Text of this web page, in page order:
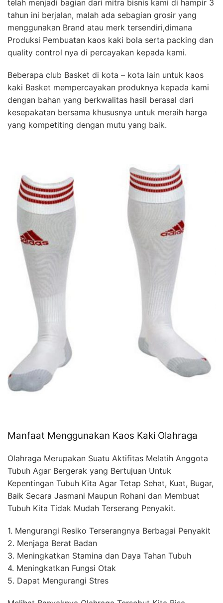
telah menjadi bagian dari mitra bisnis kami di hampir 3
tahun ini berjalan, malah ada sebagian grosir yang
menggunakan Brand atau merk tersendiri,dimana
Produksi Pembuatan kaos kaki bola serta packing dan
quality control nya di percayakan kepada kami.
Beberapa club Basket di kota – kota lain untuk kaos
kaki Basket mempercayakan produknya kepada kami
dengan bahan yang berkwalitas hasil berasal dari
kesepakatan bersama khususnya untuk meraih harga
yang kompetiting dengan mutu yang baik.
Manfaat Menggunakan Kaos Kaki Olahraga
Olahraga Merupakan Suatu Aktifitas Melatih Anggota
Tubuh Agar Bergerak yang Bertujuan Untuk
Kepentingan Tubuh Kita Agar Tetap Sehat, Kuat, Bugar,
Baik Secara Jasmani Maupun Rohani dan Membuat
Tubuh Kita Tidak Mudah Terserang Penyakit.
1. Mengurangi Resiko Terserangnya Berbagai Penyakit
2. Menjaga Berat Badan
3. Meningkatkan Stamina dan Daya Tahan Tubuh
4. Meningkatkan Fungsi Otak
5. Dapat Mengurangi Stres